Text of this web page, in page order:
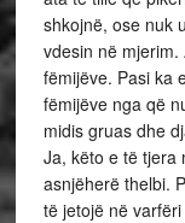
shkojnë, ose nuk
vdesin në mjerim.
fëmijëve. Pasi ka
fëmijëve nga që
midis gruas dhe
Ja, këto e të tjera
asnjëherë thelbi.
të jetojë në